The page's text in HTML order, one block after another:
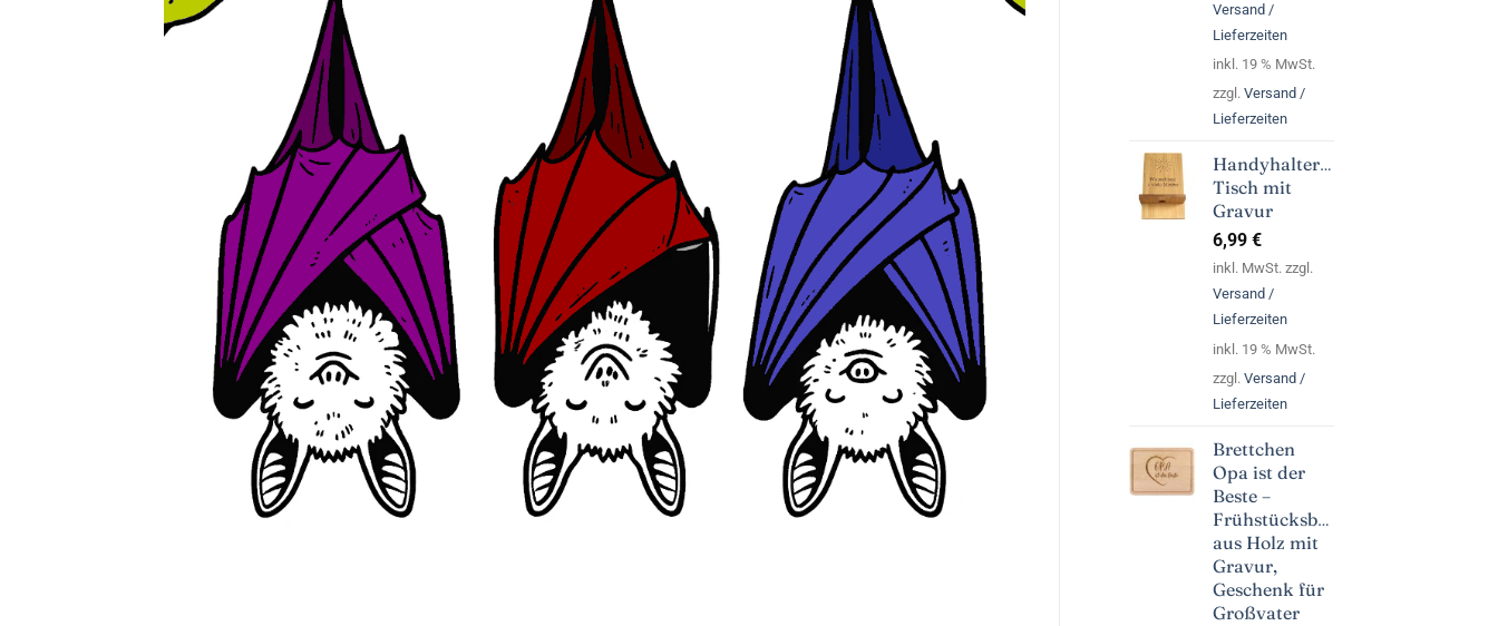
Versand /
Lieferzeiten
inkl. 19 % MwSt.
zzgl. Versand /
Lieferzeiten
Handyhalterung
Tisch mit
Gravur
6,99 €
inkl. MwSt. zzgl.
Versand /
Lieferzeiten
inkl. 19 % MwSt.
zzgl. Versand /
Lieferzeiten
Brettchen
Opa ist der
Beste –
Frühstücksbrett
aus Holz mit
Gravur,
Geschenk für
Großvater